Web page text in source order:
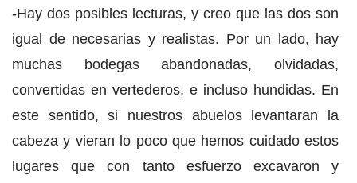
-Hay dos posibles lecturas, y creo que las dos son
igual de necesarias y realistas. Por un lado, hay
muchas bodegas abandonadas, olvidadas,
convertidas en vertederos, e incluso hundidas. En
este sentido, si nuestros abuelos levantaran la
cabeza y vieran lo poco que hemos cuidado estos
lugares que con tanto esfuerzo excavaron y